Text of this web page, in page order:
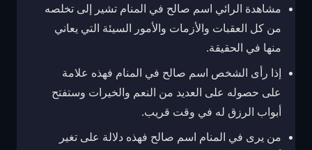
مشاهدة الرائي اسم صالح في المنام تشير إلى تخلصه
من كل العقبات والأزمات والأمور السيئة التي يعاني
منها في الحقيقة.
إذا رأى الشخص اسم صالح في المنام فهذه علامة
على حصوله على العديد من النعم والخيرات وستفتح
أبواب الرزق له في وقت قريب.
من يرى في المنام اسم صالح فهذه دلالة على تغير